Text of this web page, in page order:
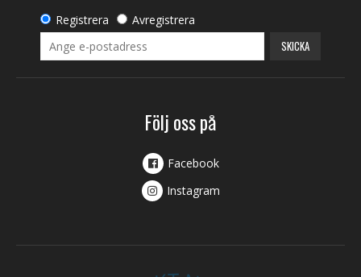
Registrera Avregistrera
SKICKA
Följ oss på
Facebook
Instagram